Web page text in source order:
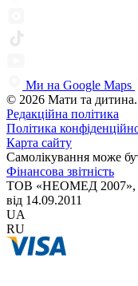
Ми на Google Maps
© 2026 Мати та дитина.
Редакційна політика
Політика
Карта сайту
Самолікування може
Фінансова звітність
ТОВ «НЕОМЕД 2007»,
від 14.09.2011
UA
RU